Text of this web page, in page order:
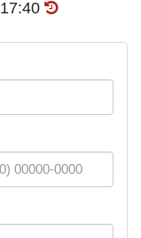
17:40